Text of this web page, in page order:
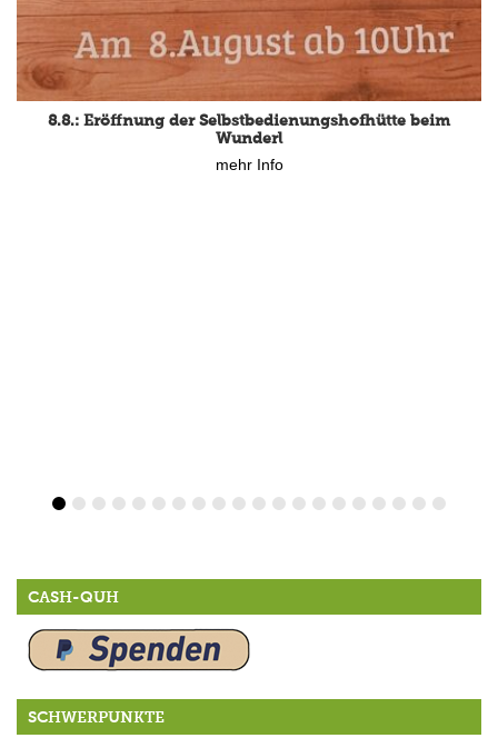
8.8.: Eröffnung der Selbstbedienungshofhütte beim
Wunderl
mehr Info
CASH-QUH
SCHWERPUNKTE